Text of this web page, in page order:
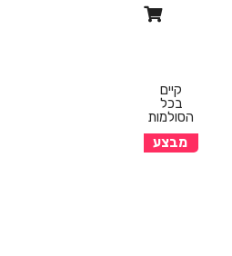
קיים
בכל
הסולמות
מבצע